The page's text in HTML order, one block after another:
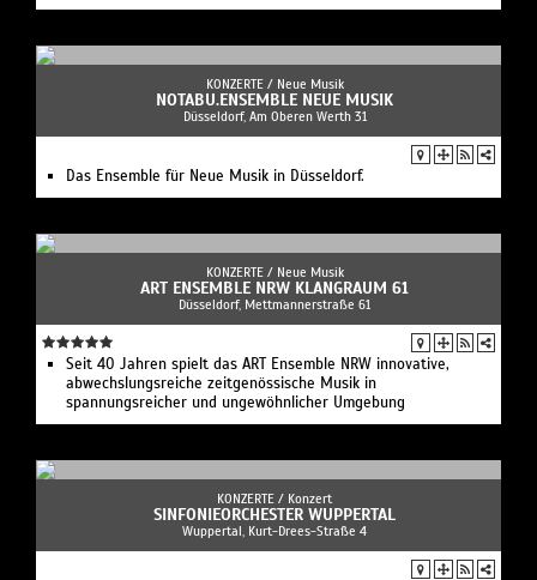
KONZERTE / Neue Musik
NOTABU.ENSEMBLE NEUE MUSIK
Düsseldorf, Am Oberen Werth 31
Das Ensemble für Neue Musik in Düsseldorf.
KONZERTE / Neue Musik
ART ENSEMBLE NRW KLANGRAUM 61
Düsseldorf, Mettmannerstraße 61
Seit 40 Jahren spielt das ART Ensemble NRW innovative,
abwechslungsreiche zeitgenössische Musik in
spannungsreicher und ungewöhnlicher Umgebung
KONZERTE / Konzert
SINFONIEORCHESTER WUPPERTAL
Wuppertal, Kurt-Drees-Straße 4